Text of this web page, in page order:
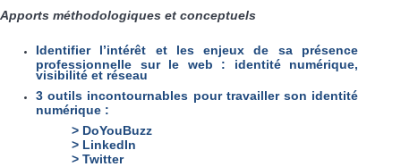
Apports méthodologiques et conceptuels
Identifier l’intérêt et les enjeux de sa présence
professionnelle sur le web : identité numérique,
visibilité et réseau
3 outils incontournables pour travailler son identité
numérique :
> DoYouBuzz
> LinkedIn
> Twitter